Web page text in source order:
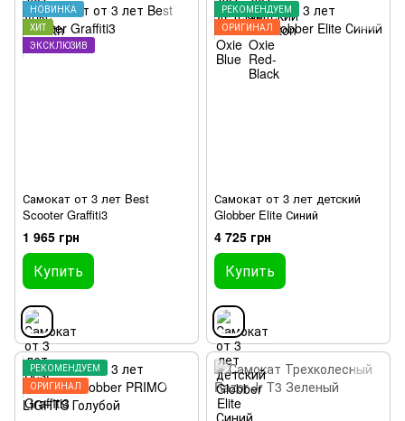
НОВИНКА
ХИТ
ЭКСКЛЮЗИВ
Самокат от 3 лет Best
Scooter Graffiti3
1 965 грн
Купить
РЕКОМЕНДУЕМ
ОРИГИНАЛ
Самокат от 3 лет детский
Globber Elite Синий
4 725 грн
Купить
РЕКОМЕНДУЕМ
ОРИГИНАЛ